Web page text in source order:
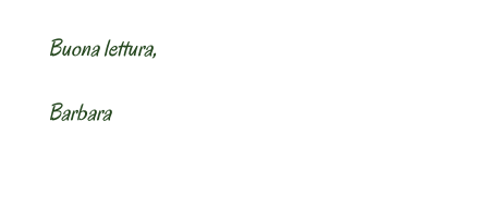
Buona lettura,
Barbara